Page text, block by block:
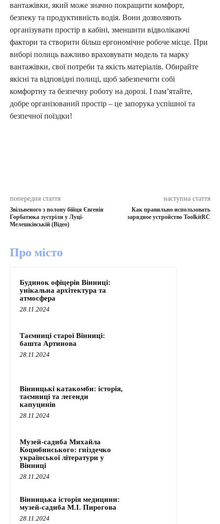
вантажівки, який може значно покращити комфорт,
безпеку та продуктивність водія. Вони дозволяють
організувати простір в кабіні, зменшити відволікаючі
фактори та створити більш ергономічне робоче місце. При
виборі полиць важливо враховувати модель та марку
вантажівки, свої потреби та якість матеріалів. Обирайте
якісні та відповідні полиці, щоб забезпечити собі
комфортну та безпечну роботу на дорозі. І пам’ятайте,
добре організований простір – це запорука успішної та
безпечної поїздки!
попередня стаття
Звільненого з полону бійця Євгенія
Горбатюка зустріли у Луці-
Мелешківській (Відео)
наступна стаття
Как правильно использовать
зарядное устройство ToolkitRC
Про місто
Будинок офіцерів Вінниці:
унікальна архітектура та
атмосфера
28.11.2024
Таємниці старої Вінниці:
башта Артинова
28.11.2024
Вінницькі катакомби: історія,
таємниці та легенди
капуцинів
28.11.2024
Музей-садиба Михайла
Коцюбинського: гніздечко
української літератури у
Вінниці
28.11.2024
Вінницька історія медицини:
музей-садиба М.І. Пирогова
28.11.2024